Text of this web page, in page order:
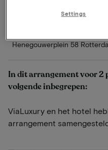
Late check-out
Henegouwerplein 58
In dit arrangement voor 2
volgende inbegrepen:
ViaLuxury en het hotel
arrangement
Settings